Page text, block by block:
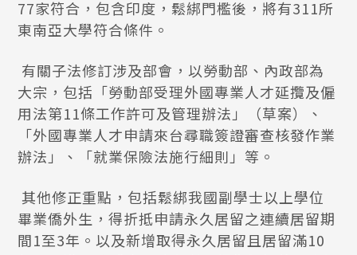
77家符合，包含印度，鬆綁門檻後，將有311所
東南亞大學符合條件。
有關子法修訂涉及部會，以勞動部、內政部為
大宗，包括「勞動部受理外國專業人才延攬及僱
用法第11條工作許可及管理辦法」（草案）、
「外國專業人才申請來台尋職簽證審查核發作業
辦法」、「就業保險法施行細則」等。
其他修正重點，包括鬆綁我國副學士以上學位
畢業僑外生，得折抵申請永久居留之連續居留期
間1至3年。以及新增取得永久居留且居留滿10